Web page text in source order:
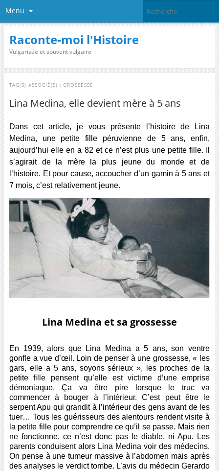
Menu
Raconte-moi l'Histoire
Vulgarisée et souvent vulgaire
TAG(S) ASSOCIÉ(S) : GROSSESSE
Lina Medina, elle devient mère à 5 ans
Dans cet article, je vous présente l’histoire de Lina
Medina, une petite fille péruvienne de 5 ans, enfin,
aujourd’hui elle en a 82 et ce n’est plus une petite fille. Il
s’agirait de la mère la plus jeune du monde et de
l’histoire. Et pour cause, accoucher d’un gamin à 5 ans et
7 mois, c’est relativement jeune.
Lina Medina et sa grossesse
En 1939, alors que Lina Medina a 5 ans, son ventre
gonfle a vue d’œil. Loin de penser à une grossesse, « les
gars, elle a 5 ans, soyons sérieux », les proches de la
petite fille pensent qu’elle est victime d’une emprise
démoniaque. Ça va être pire lorsque le truc va
commencer à bouger à l’intérieur. C’est peut être le
serpent Apu qui grandit à l’intérieur des gens avant de les
tuer… Tous les guérisseurs des alentours rendent visite à
la petite fille pour comprendre ce qu’il se passe. Mais rien
ne fonctionne, ce n’est donc pas le diable, ni Apu. Les
parents conduisent alors Lina Medina voir des médecins.
On pense à une tumeur massive à l’abdomen mais après
des analyses le verdict tombe. L’avis du médecin Gerardo